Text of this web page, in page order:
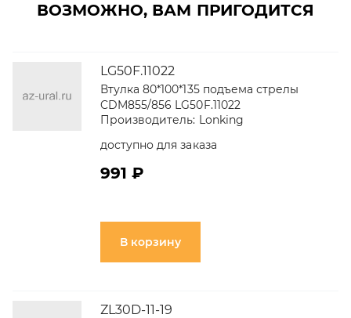
ВОЗМОЖНО, ВАМ ПРИГОДИТСЯ
LG50F.11022
Втулка 80*100*135 подъема стрелы
CDM855/856 LG50F.11022
Производитель: Lonking
доступно для заказа
991 ₽
В корзину
ZL30D-11-19